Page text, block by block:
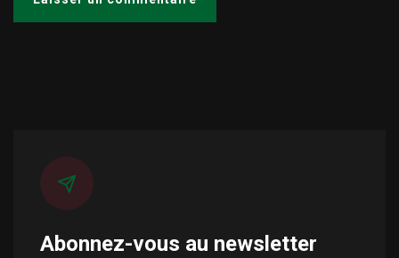
Abonnez-vous au newsletter